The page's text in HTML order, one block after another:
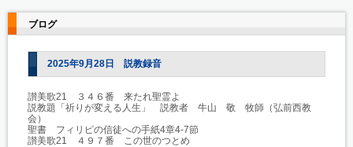
ブログ
2025年9月28日 説教録音
讃美歌21 ３４６番 来たれ聖霊よ
説教題「祈りが変える人生」 説教者 牛山 敬 牧師（弘前西教
会）
聖書 フィリピの信徒への手紙4章4-7節
讃美歌21 ４９７番 この世のつとめ